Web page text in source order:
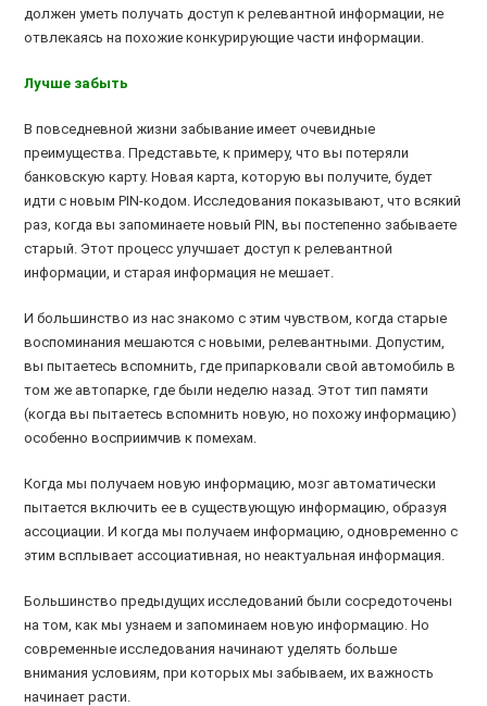
должен уметь получать доступ к релевантной информации, не
отвлекаясь на похожие конкурирующие части информации.
Лучше забыть
В повседневной жизни забывание имеет очевидные
преимущества. Представьте, к примеру, что вы потеряли
банковскую карту. Новая карта, которую вы получите, будет
идти с новым PIN-кодом. Исследования показывают, что всякий
раз, когда вы запоминаете новый PIN, вы постепенно забываете
старый. Этот процесс улучшает доступ к релевантной
информации, и старая информация не мешает.
И большинство из нас знакомо с этим чувством, когда старые
воспоминания мешаются с новыми, релевантными. Допустим,
вы пытаетесь вспомнить, где припарковали свой автомобиль в
том же автопарке, где были неделю назад. Этот тип памяти
(когда вы пытаетесь вспомнить новую, но похожу информацию)
особенно восприимчив к помехам.
Когда мы получаем новую информацию, мозг автоматически
пытается включить ее в существующую информацию, образуя
ассоциации. И когда мы получаем информацию, одновременно с
этим всплывает ассоциативная, но неактуальная информация.
Большинство предыдущих исследований были сосредоточены
на том, как мы узнаем и запоминаем новую информацию. Но
современные исследования начинают уделять больше
внимания условиям, при которых мы забываем, их важность
начинает расти.